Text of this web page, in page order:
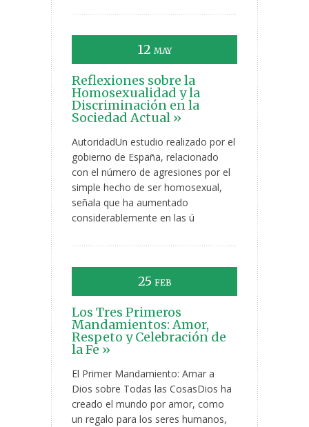
12 MAY
Reflexiones sobre la
Homosexualidad y la
Discriminación en la
Sociedad Actual »
AutoridadUn estudio realizado por el
gobierno de España, relacionado
con el número de agresiones por el
simple hecho de ser homosexual,
señala que ha aumentado
considerablemente en las ú
25 FEB
Los Tres Primeros
Mandamientos: Amor,
Respeto y Celebración de
la Fe »
El Primer Mandamiento: Amar a
Dios sobre Todas las CosasDios ha
creado el mundo por amor, como
un regalo para los seres humanos,